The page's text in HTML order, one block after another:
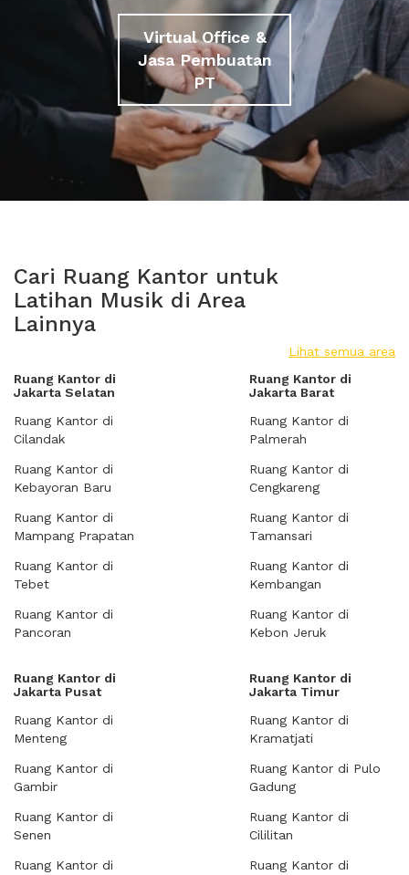
Virtual Office &
Jasa Pembuatan
PT
Cari Ruang Kantor untuk
Latihan Musik di Area
Lainnya
Lihat semua area
Ruang Kantor di
Jakarta Selatan
Ruang Kantor di
Cilandak
Ruang Kantor di
Kebayoran Baru
Ruang Kantor di
Mampang Prapatan
Ruang Kantor di
Tebet
Ruang Kantor di
Pancoran
Ruang Kantor di
Jakarta Barat
Ruang Kantor di
Palmerah
Ruang Kantor di
Cengkareng
Ruang Kantor di
Tamansari
Ruang Kantor di
Kembangan
Ruang Kantor di
Kebon Jeruk
Ruang Kantor di
Jakarta Pusat
Ruang Kantor di
Menteng
Ruang Kantor di
Gambir
Ruang Kantor di
Senen
Ruang Kantor di
Ruang Kantor di
Jakarta Timur
Ruang Kantor di
Kramatjati
Ruang Kantor di Pulo
Gadung
Ruang Kantor di
Cililitan
Ruang Kantor di